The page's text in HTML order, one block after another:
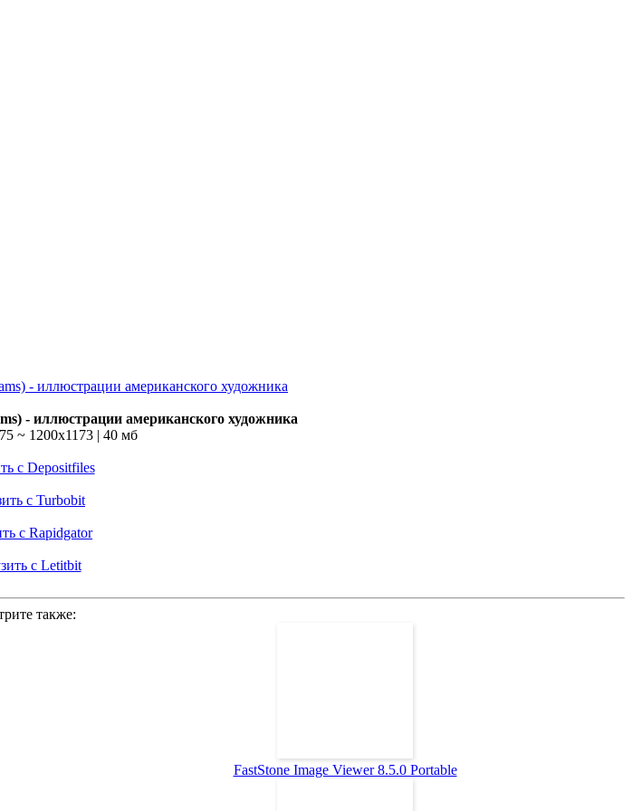
- иллюстрации американского художника
~ 1200x1173 | 40 мб
с Depositfiles
с Turbobit
с Rapidgator
с Letitbit
также:
FastStone Image Viewer 8.5.0 Portable